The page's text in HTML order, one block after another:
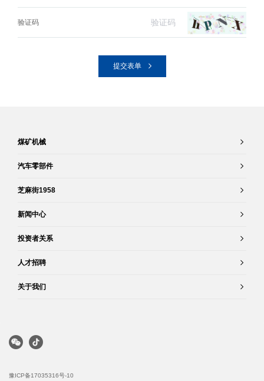
验证码
提交表单
煤矿机械
汽车零部件
芝麻街1958
新闻中心
投资者关系
人才招聘
关于我们
豫ICP备17035316号-10